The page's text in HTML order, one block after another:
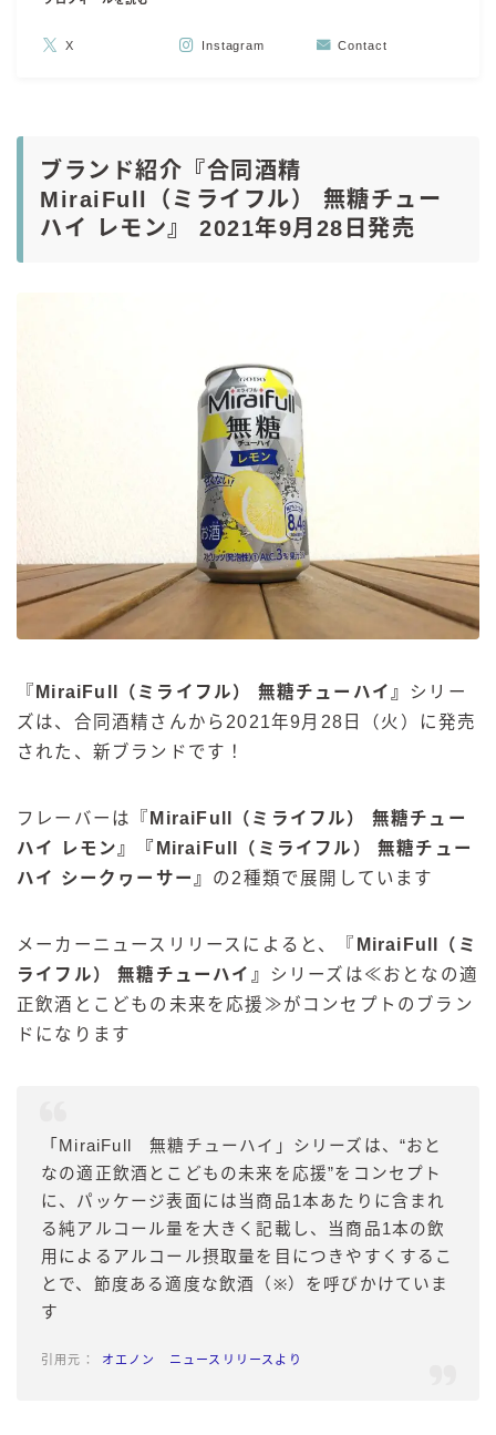
X Instagram Contact
ブランド紹介『合同酒精
MiraiFull（ミライフル） 無糖チュー
ハイ レモン』 2021年9月28日発売
『 MiraiFull（ミライフル） 無糖チューハイ 』 シリー
ズは、合同酒精さんから2021年9月28日（火）に発売
された、新ブランドです！
フレーバーは『 MiraiFull（ミライフル） 無糖チュー
ハイ レモン 』『 MiraiFull（ミライフル） 無糖チュー
ハイ シークヮーサー 』 の2種類で展開しています
メーカーニュースリリースによると、『 MiraiFull（ミ
ライフル） 無糖チューハイ 』 シリーズは≪おとなの適
正飲酒とこどもの未来を応援≫がコンセプトのブラン
ドになります
「MiraiFull 無糖チューハイ」シリーズは、“おと
なの適正飲酒とこどもの未来を応援”をコンセプト
に、パッケージ表面には当商品1本あたりに含まれ
る純アルコール量を大きく記載し、当商品1本の飲
用によるアルコール摂取量を目につきやすくするこ
とで、節度ある適度な飲酒（※）を呼びかけていま
す
オエノン ニュースリリースより